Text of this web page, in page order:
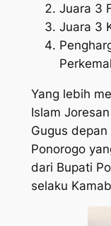
Juara 3
Juara 3
Yang lebih
Islam
Gugus
Ponorogo
dari Bupati
selaku